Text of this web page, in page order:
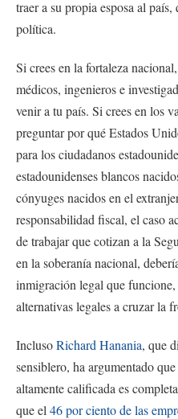
traer a su propia esposa al
política.
Si crees en la fortaleza
médicos, ingenieros e
venir a tu país. Si crees en los
preguntar por qué Estados
para los ciudadanos
estadounidenses blancos
cónyuges nacidos en el
responsabilidad fiscal, el caso
de trabajar que cotizan a la
en la soberanía nacional,
inmigración legal que funcione,
alternativas legales a cruzar la
InclusoRichard Hanania, que
sensiblero, ha argumentado
altamente calificada es
que el 46 por ciento de las